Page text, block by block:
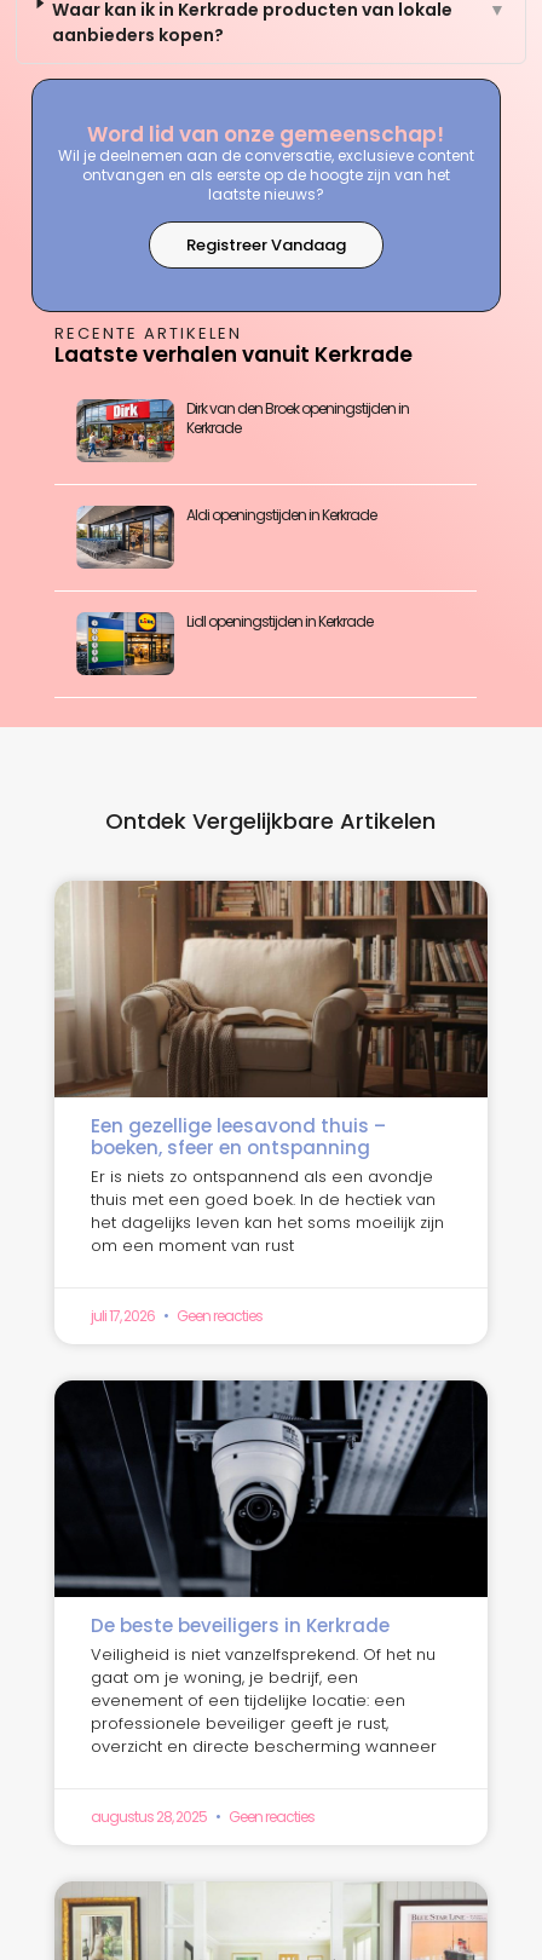
Waar kan ik in Kerkrade producten van lokale
aanbieders kopen?
▼
Word lid van onze gemeenschap!
Wil je deelnemen aan de conversatie, exclusieve content
ontvangen en als eerste op de hoogte zijn van het
laatste nieuws?
Registreer Vandaag
RECENTE ARTIKELEN
Laatste verhalen vanuit Kerkrade
Dirk van den Broek openingstijden in
Kerkrade
Aldi openingstijden in Kerkrade
Lidl openingstijden in Kerkrade
Ontdek Vergelijkbare Artikelen
Een gezellige leesavond thuis –
boeken, sfeer en ontspanning
Er is niets zo ontspannend als een avondje
thuis met een goed boek. In de hectiek van
het dagelijks leven kan het soms moeilijk zijn
om een moment van rust
juli 17, 2026 Geen reacties
De beste beveiligers in Kerkrade
Veiligheid is niet vanzelfsprekend. Of het nu
gaat om je woning, je bedrijf, een
evenement of een tijdelijke locatie: een
professionele beveiliger geeft je rust,
overzicht en directe bescherming wanneer
augustus 28, 2025 Geen reacties